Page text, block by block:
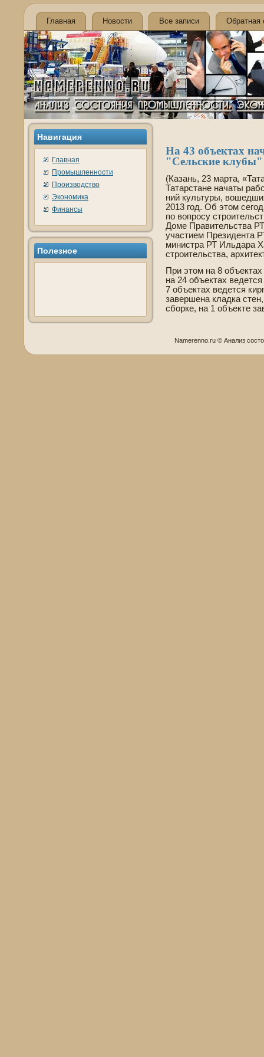
Главная Новости Все записи Обратная
Навигация
Главная
Промышленности
Производство
Экономика
Финансы
Полезное
На 43 объектах
"Сельские клубы"
(Казань, 23 марта,
Татарстане начаты
ний культуры,
2013 год. Об этом
по вопросу
Доме Правительства
участием Президе­нта
министра РТ Ильдара
строительства,
При этом на 8
на 24 объектах
7 объектах ве­де­тся
заве­ршена кладка
сборке, на 1 объекте
Namerenno.ru © Анализ